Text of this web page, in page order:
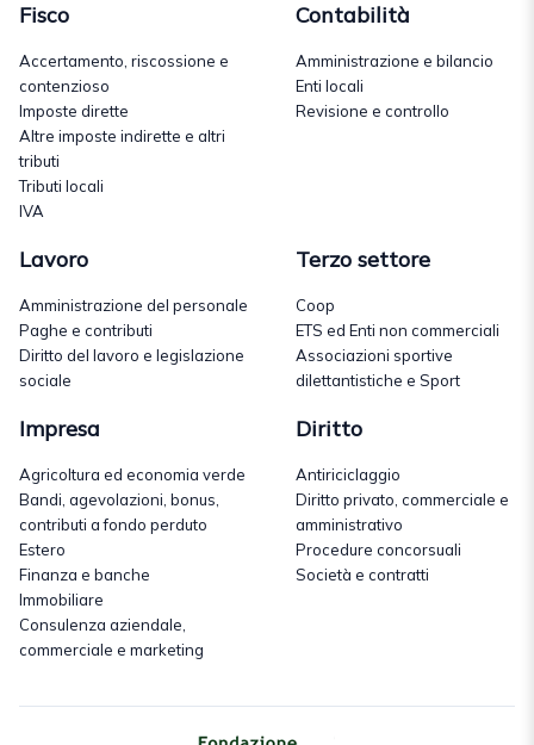
Fisco
Accertamento, riscossione e
contenzioso
Imposte dirette
Altre imposte indirette e altri
tributi
Tributi locali
IVA
Contabilità
Amministrazione e bilancio
Enti locali
Revisione e controllo
Lavoro
Amministrazione del personale
Paghe e contributi
Diritto del lavoro e legislazione
sociale
Terzo settore
Coop
ETS ed Enti non commerciali
Associazioni sportive
dilettantistiche e Sport
Impresa
Agricoltura ed economia verde
Bandi, agevolazioni, bonus,
contributi a fondo perduto
Estero
Finanza e banche
Immobiliare
Consulenza aziendale,
commerciale e marketing
Diritto
Antiriciclaggio
Diritto privato, commerciale e
amministrativo
Procedure concorsuali
Società e contratti